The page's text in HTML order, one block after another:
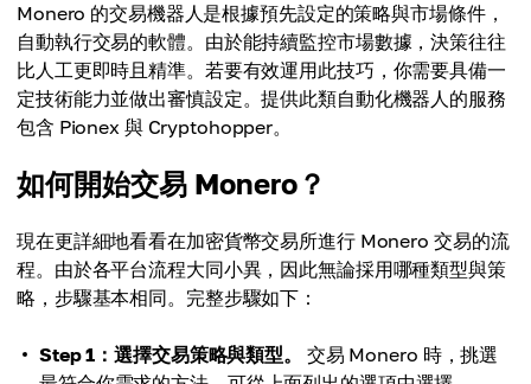
Monero 的交易機器人是根據預先設定的策略與市場條件，
自動執行交易的軟體。由於能持續監控市場數據，決策往往
比人工更即時且精準。若要有效運用此技巧，你需要具備一
定技術能力並做出審慎設定。提供此類自動化機器人的服務
包含 Pionex 與 Cryptohopper。
如何開始交易 Monero？
現在更詳細地看看在加密貨幣交易所進行 Monero 交易的流
程。由於各平台流程大同小異，因此無論採用哪種類型與策
略，步驟基本相同。完整步驟如下：
Step 1：選擇交易策略與類型。
交易 Monero 時，挑選